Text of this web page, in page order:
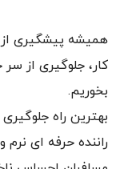
همیشه پیشگیری از
کار، جلوگیری از
بخوریم.
بهترین راه
راننده حرفه ای